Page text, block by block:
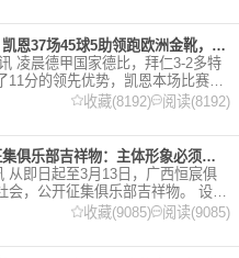
2国家德比双响！凯恩37场45球5助领跑欧洲金靴，32岁保持赛季全勤
凌晨德甲国家德比，拜仁3-2多特
11分的领先优势，凯恩本场比赛上
岁的凯恩仍然保持着超高的效率，
全勤，出战37场比赛，狂轰45
收藏(8192) 阅读(8192)
2广西恒宸公开征集俱乐部吉祥物：主体形象必须为龙
从即日起至3月13日，广西恒宸俱
会，公开征集俱乐部吉祥物。 设计
必须为龙。龙，是中华民族的精神
收藏(9085) 阅读(9085)